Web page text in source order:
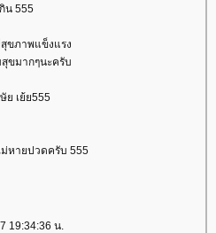
น 555
ขภาพแข็งแรง
ขมากๆนะครับ
ย เย้ย555
หายปวดครับ 555
19:34:36 น.